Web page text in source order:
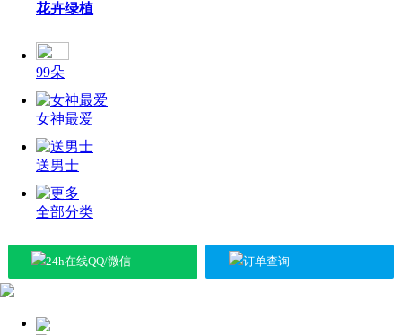
花卉绿植
99朵
女神最爱
送男士
全部分类
24h在线QQ/微信 订单查询